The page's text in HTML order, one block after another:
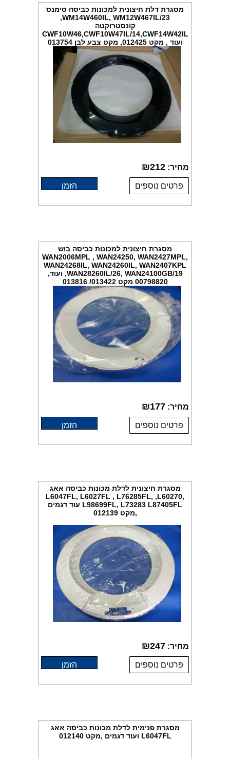
מסגרת דלת חיצונית למכונות כביסה סימנס
WM14W460IL, WM12W467IL/23,
קונסטרוקטה
CWF10W46,CWF10W47IL/14,CWF14W42IL
ועוד , מקט 012425, מקט צבע לבן 013754
מחיר: ₪212
פרטים נוספים הזמן
מסגרת חיצונית למכונות כביסה בוש
WAN2006MPL , WAN24250, WAN2427MPL,
WAN24268IL, WAN24260IL, WAN2407KPL
,WAN28260IL/26, WAN24100GB/19 ועוד,
00798820 מקט 013422/ 013816
מחיר: ₪177
פרטים נוספים הזמן
מסגרת חיצונית לדלת מכונות כביסה אאג
L6047FL, L6027FL , L76285FL, ,L60270,
L98699FL, L73283 L87405FL עוד דגמים
,מקט 012139
מחיר: ₪247
פרטים נוספים הזמן
מסגרת פנימית לדלת מכונות כביסה אאג
L6047FL ועוד דגמים ,מקט 012140